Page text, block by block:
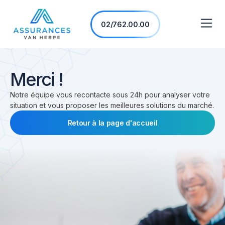
02/762.00.00
Merci !
Notre équipe vous recontacte sous 24h pour analyser votre
situation et vous proposer les meilleures solutions du marché.
Retour à la page d'accueil